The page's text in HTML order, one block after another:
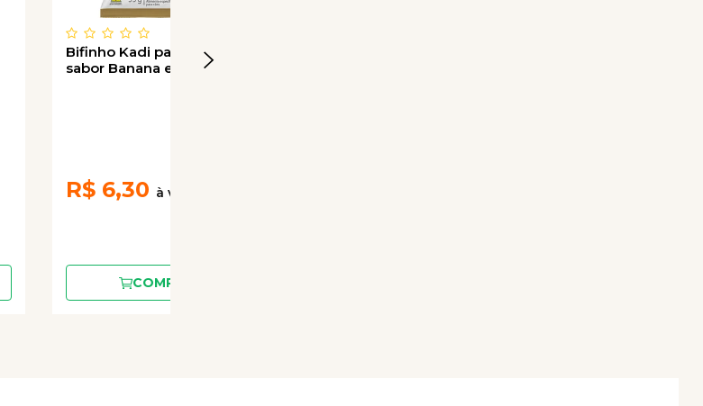
Bifinho Kadi para Cães
sabor Banana e Quinoa 55g
R$ 6,30
COMPRAR